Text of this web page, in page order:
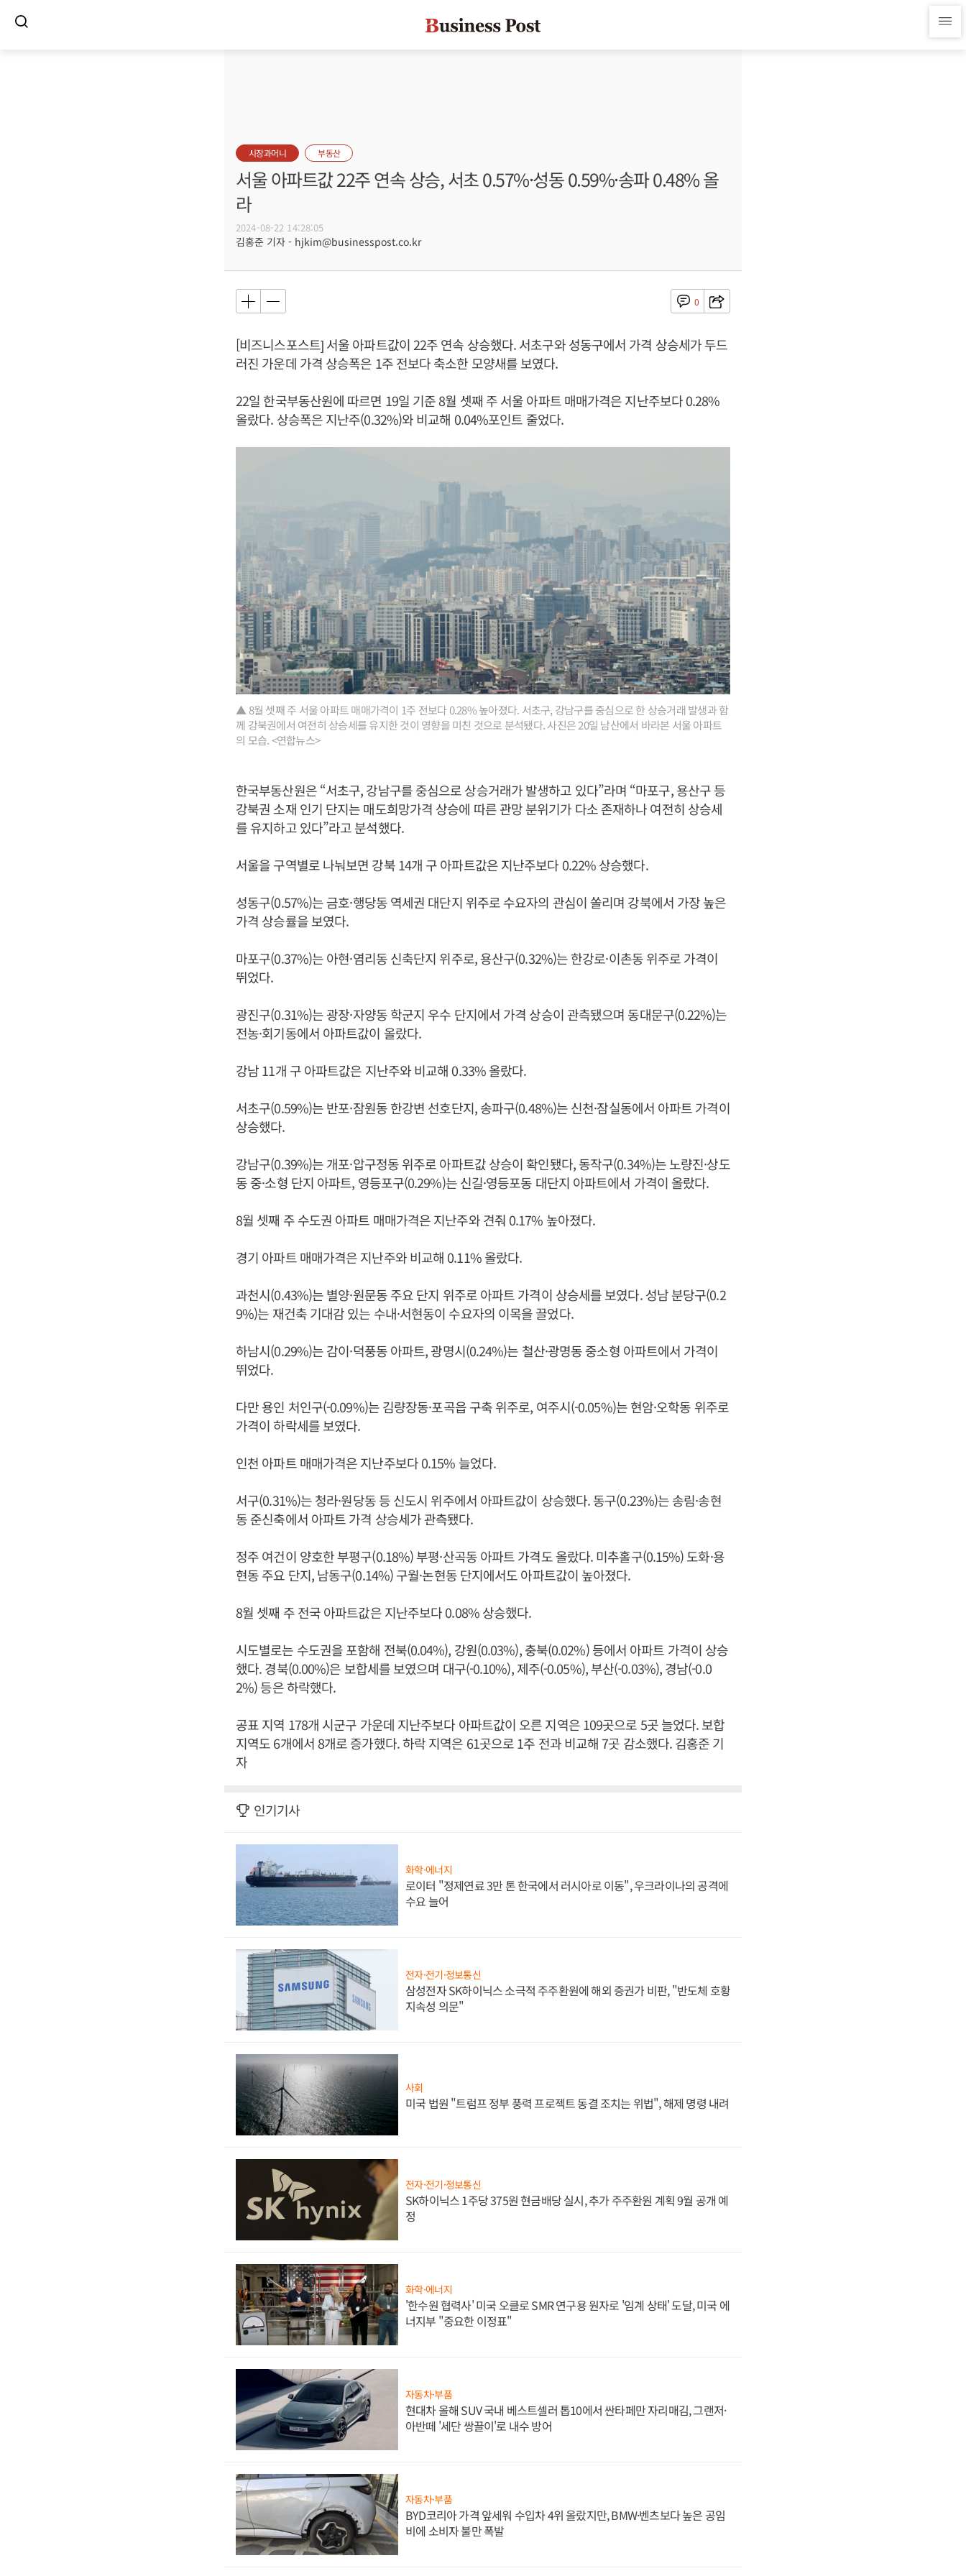
시장과머니 부동산
서울 아파트값 22주 연속 상승, 서초 0.57%·성동 0.59%·송파 0.48% 올
라
2024-08-22 14:28:05
김홍준 기자 - hjkim@businesspost.co.kr
0
[비즈니스포스트] 서울 아파트값이 22주 연속 상승했다. 서초구와 성동구에서 가격 상승세가 두드
러진 가운데 가격 상승폭은 1주 전보다 축소한 모양새를 보였다.
22일 한국부동산원에 따르면 19일 기준 8월 셋째 주 서울 아파트 매매가격은 지난주보다 0.28%
올랐다. 상승폭은 지난주(0.32%)와 비교해 0.04%포인트 줄었다.
▲ 8월 셋째 주 서울 아파트 매매가격이 1주 전보다 0.28% 높아졌다. 서초구, 강남구를 중심으로 한 상승거래 발생과 함
께 강북권에서 여전히 상승세를 유지한 것이 영향을 미친 것으로 분석됐다. 사진은 20일 남산에서 바라본 서울 아파트
의 모습. <연합뉴스>
한국부동산원은 “서초구, 강남구를 중심으로 상승거래가 발생하고 있다”라며 “마포구, 용산구 등
강북권 소재 인기 단지는 매도희망가격 상승에 따른 관망 분위기가 다소 존재하나 여전히 상승세
를 유지하고 있다”라고 분석했다.
서울을 구역별로 나눠보면 강북 14개 구 아파트값은 지난주보다 0.22% 상승했다.
성동구(0.57%)는 금호·행당동 역세권 대단지 위주로 수요자의 관심이 쏠리며 강북에서 가장 높은
가격 상승률을 보였다.
마포구(0.37%)는 아현·염리동 신축단지 위주로, 용산구(0.32%)는 한강로·이촌동 위주로 가격이
뛰었다.
광진구(0.31%)는 광장·자양동 학군지 우수 단지에서 가격 상승이 관측됐으며 동대문구(0.22%)는
전농·회기동에서 아파트값이 올랐다.
강남 11개 구 아파트값은 지난주와 비교해 0.33% 올랐다.
서초구(0.59%)는 반포·잠원동 한강변 선호단지, 송파구(0.48%)는 신천·잠실동에서 아파트 가격이
상승했다.
강남구(0.39%)는 개포·압구정동 위주로 아파트값 상승이 확인됐다, 동작구(0.34%)는 노량진·상도
동 중·소형 단지 아파트, 영등포구(0.29%)는 신길·영등포동 대단지 아파트에서 가격이 올랐다.
8월 셋째 주 수도권 아파트 매매가격은 지난주와 견줘 0.17% 높아졌다.
경기 아파트 매매가격은 지난주와 비교해 0.11% 올랐다.
과천시(0.43%)는 별양·원문동 주요 단지 위주로 아파트 가격이 상승세를 보였다. 성남 분당구(0.2
9%)는 재건축 기대감 있는 수내·서현동이 수요자의 이목을 끌었다.
하남시(0.29%)는 감이·덕풍동 아파트, 광명시(0.24%)는 철산·광명동 중소형 아파트에서 가격이
뛰었다.
다만 용인 처인구(-0.09%)는 김량장동·포곡읍 구축 위주로, 여주시(-0.05%)는 현암·오학동 위주로
가격이 하락세를 보였다.
인천 아파트 매매가격은 지난주보다 0.15% 늘었다.
서구(0.31%)는 청라·원당동 등 신도시 위주에서 아파트값이 상승했다. 동구(0.23%)는 송림·송현
동 준신축에서 아파트 가격 상승세가 관측됐다.
정주 여건이 양호한 부평구(0.18%) 부평·산곡동 아파트 가격도 올랐다. 미추홀구(0.15%) 도화·용
현동 주요 단지, 남동구(0.14%) 구월·논현동 단지에서도 아파트값이 높아졌다.
8월 셋째 주 전국 아파트값은 지난주보다 0.08% 상승했다.
시도별로는 수도권을 포함해 전북(0.04%), 강원(0.03%), 충북(0.02%) 등에서 아파트 가격이 상승
했다. 경북(0.00%)은 보합세를 보였으며 대구(-0.10%), 제주(-0.05%), 부산(-0.03%), 경남(-0.0
2%) 등은 하락했다.
공표 지역 178개 시군구 가운데 지난주보다 아파트값이 오른 지역은 109곳으로 5곳 늘었다. 보합
지역도 6개에서 8개로 증가했다. 하락 지역은 61곳으로 1주 전과 비교해 7곳 감소했다. 김홍준 기
자
인기기사
화학·에너지
로이터 "정제연료 3만 톤 한국에서 러시아로 이동", 우크라이나의 공격에
수요 늘어
전자·전기·정보통신
삼성전자 SK하이닉스 소극적 주주환원에 해외 증권가 비판, "반도체 호황
지속성 의문"
사회
미국 법원 "트럼프 정부 풍력 프로젝트 동결 조치는 위법", 해제 명령 내려
전자·전기·정보통신
SK하이닉스 1주당 375원 현금배당 실시, 추가 주주환원 계획 9월 공개 예
정
화학·에너지
'한수원 협력사' 미국 오클로 SMR 연구용 원자로 '임계 상태' 도달, 미국 에
너지부 "중요한 이정표"
자동차·부품
현대차 올해 SUV 국내 베스트셀러 톱10에서 싼타페만 자리매김, 그랜저·
아반떼 '세단 쌍끌이'로 내수 방어
자동차·부품
BYD코리아 가격 앞세워 수입차 4위 올랐지만, BMW·벤츠보다 높은 공임
비에 소비자 불만 폭발